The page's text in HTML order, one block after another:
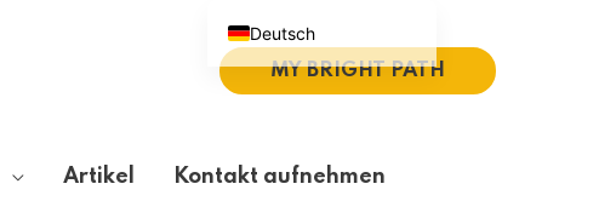
MY BRIGHT PATH
Artikel Kontakt aufnehmen
Deutsch
English (UK)